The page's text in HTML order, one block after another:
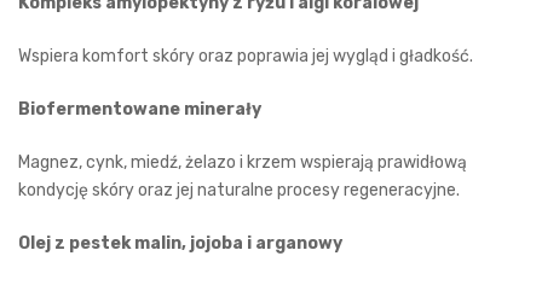
Wspiera komfort skóry oraz poprawia jej wygląd i gładkość.
Biofermentowane minerały
Magnez, cynk, miedź, żelazo i krzem wspierają prawidłową
kondycję skóry oraz jej naturalne procesy regeneracyjne.
Olej z pestek malin, jojoba i arganowy